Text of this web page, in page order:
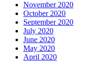
November 2020
October 2020
September 2020
July 2020
June 2020
May 2020
April 2020